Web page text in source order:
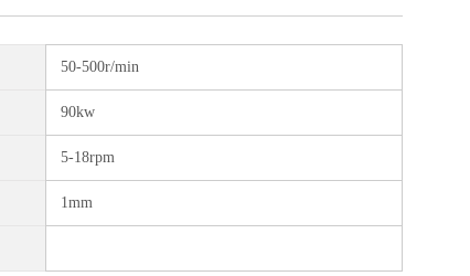
50-500r/min
90kw
5-18rpm
1mm